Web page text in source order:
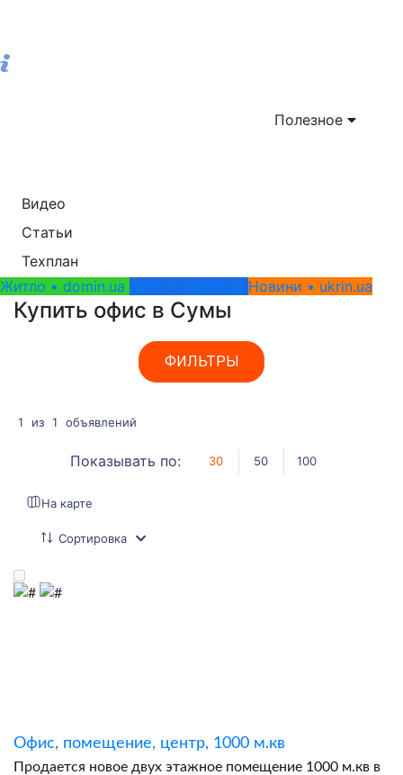
Полезное
Видео
Статьи
Техплан
Житло • domin.ua Авто • autoin.ua Новини • ukrin.ua
Купить офис в Сумы
ФИЛЬТРЫ
1 из 1 объявлений
Показывать по: 30 50 100
На карте
Сортировка
Офис, помещение, центр, 1000 м.кв
Продается новое двух этажное помещение 1000 м.кв в